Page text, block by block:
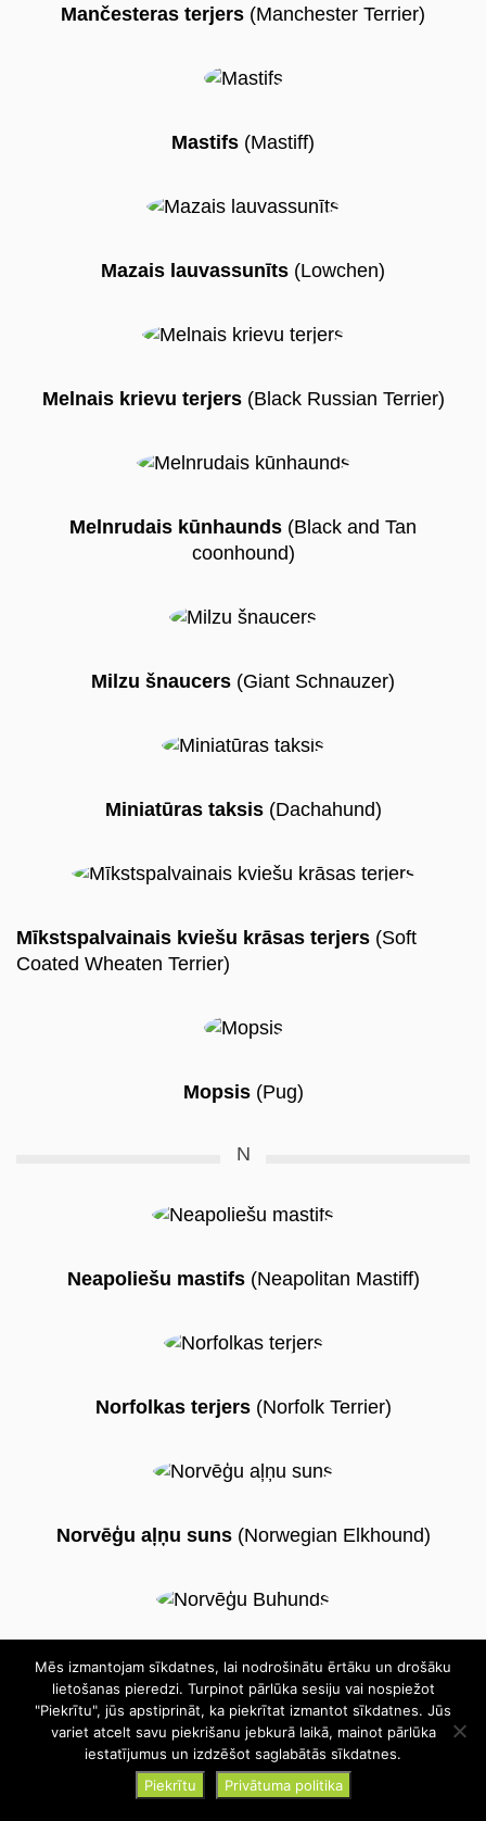
Mančesteras terjers (Manchester Terrier)
Mastifs (Mastiff)
Mazais lauvassunīts (Lowchen)
Melnais krievu terjers(Black Russian Terrier)
Melnrudais kūnhaunds (Black and Tan
coonhound)
Milzu šnaucers (Giant Schnauzer)
Miniatūras taksis(Dachahund)
Mīkstspalvainais kviešu krāsas terjers (Soft
Coated Wheaten Terrier)
Mopsis(Pug)
N
Neapoliešu mastifs(Neapolitan Mastiff)
Norfolkas terjers(Norfolk Terrier)
Norvēģu aļņu suns(Norwegian Elkhound)
Norvēģu buhunds(Norwegian Buhund)
Norvičas terjers(Norwich Terrier)
Mēs izmantojam sīkdatnes, lai nodrošinātu ērtāku un drošāku
lietošanas pieredzi. Turpinot pārlūka sesiju vai nospiežot
"Piekrītu", jūs apstiprināt, ka piekrītat izmantot sīkdatnes. Jūs
variet atcelt savu piekrišanu jebkurā laikā, mainot pārlūka
iestatījumus un izdzēšot saglabātās sīkdatnes.
Piekrītu
Privātuma politika